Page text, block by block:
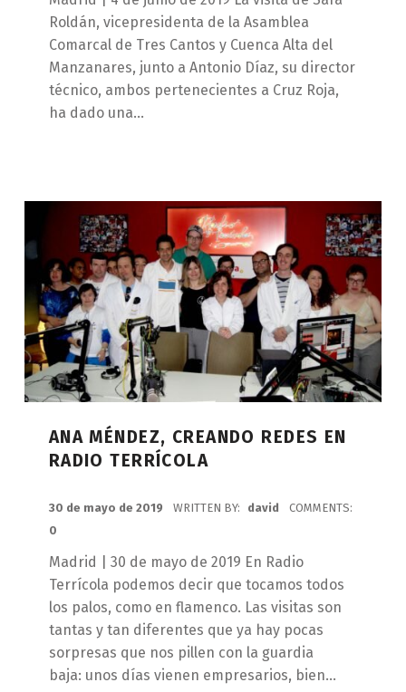
Roldán, vicepresidenta de la Asamblea
Comarcal de Tres Cantos y Cuenca Alta del
Manzanares, junto a Antonio Díaz, su director
técnico, ambos pertenecientes a Cruz Roja,
ha dado una…
ANA MÉNDEZ, CREANDO REDES EN
RADIO TERRÍCOLA
30 de mayo de 2019 WRITTEN BY: david
COMMENTS:
0
Madrid | 30 de mayo de 2019 En Radio
Terrícola podemos decir que tocamos todos
los palos, como en flamenco. Las visitas son
tantas y tan diferentes que ya hay pocas
sorpresas que nos pillen con la guardia
baja: unos días vienen empresarios, bien…